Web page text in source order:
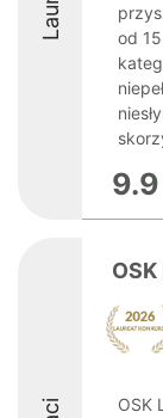
od
9.9
OSK